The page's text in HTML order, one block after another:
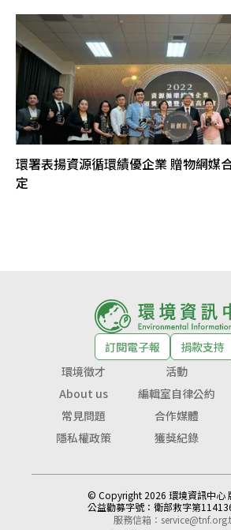
環署表揚資源循環績優企業 贈物網媒
定
訂閱電子報
捐款支持
環境徵才
活動
About us
編輯室自律公約
常見問題
合作媒體
隱私權政策
獲獎紀錄
© Copyright 2026 環境資訊中心
公益勸募字號： 衛部救字第
服務信箱：